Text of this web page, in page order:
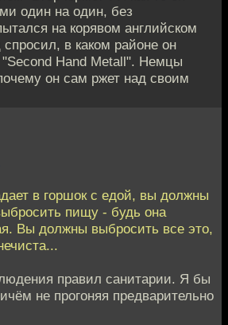
один на один, без
на корявом английском
в каком районе он
Hand Metall". Немцы
он сам ржет над своим
в горшок с едой, вы должны
пищу - будь она
Вы должны выбросить все это,
правил санитарии. Я бы
не прогоняя предварительно